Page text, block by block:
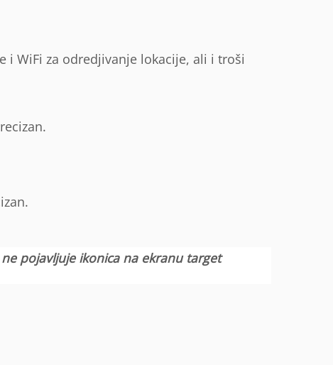
WiFi za odredjivanje lokacije, ali i troši
pojavljuje ikonica na ekranu target